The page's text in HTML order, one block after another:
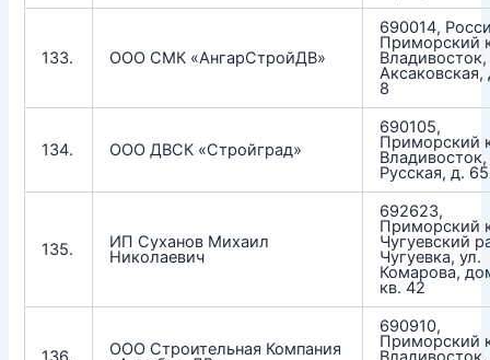
133. ООО СМК «АнгарСтройДВ»
690014,
Приморский
Владивосток,
Аксаковская,
8
134. ООО ДВСК «Стройград»
690105,
Приморский
Владивосток,
Русская, д.
135. ИП Суханов Михаил
Николаевич
692623,
Приморский
Чугуевский
Чугуевка, ул.
Комарова,
кв. 42
ООО Строительная Компания
690910,
Приморский